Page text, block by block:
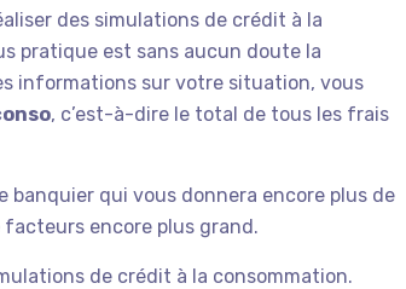
des simulations de crédit à la
pratique est sans aucun doute la
informations sur votre situation, vous
, c’est-à-dire le total de tous les frais
qui vous donnera encore plus de
encore plus grand.
de crédit à la consommation.